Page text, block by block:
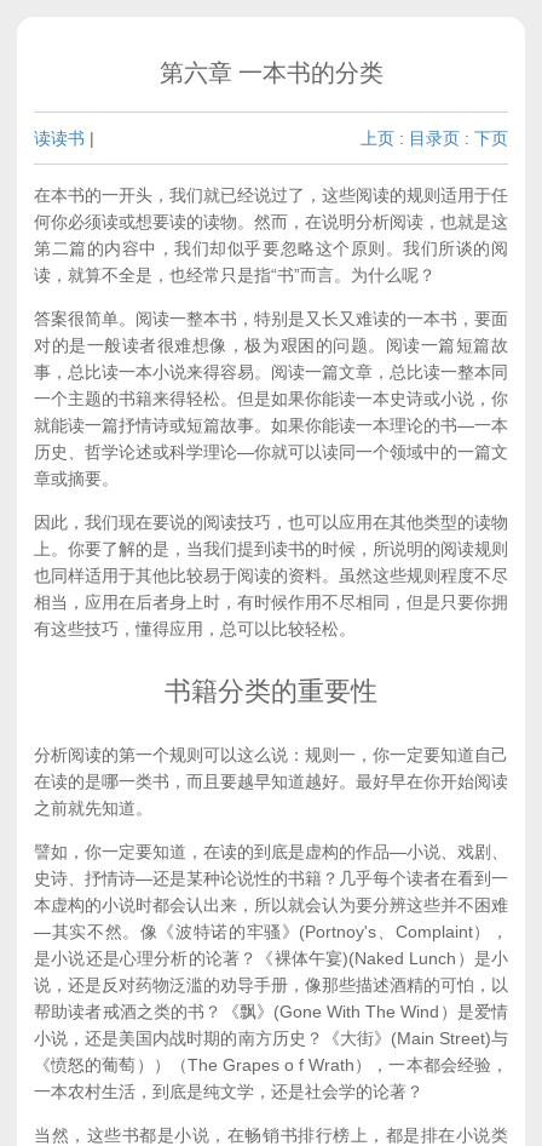
第六章 一本书的分类
读读书 | 上页 : 目录页 : 下页
在本书的一开头，我们就已经说过了，这些阅读的规则适用于任
何你必须读或想要读的读物。然而，在说明分析阅读，也就是这
第二篇的内容中，我们却似乎要忽略这个原则。我们所谈的阅
读，就算不全是，也经常只是指“书”而言。为什么呢？
答案很简单。阅读一整本书，特别是又长又难读的一本书，要面
对的是一般读者很难想像，极为艰困的问题。阅读一篇短篇故
事，总比读一本小说来得容易。阅读一篇文章，总比读一整本同
一个主题的书籍来得轻松。但是如果你能读一本史诗或小说，你
就能读一篇抒情诗或短篇故事。如果你能读一本理论的书—一本
历史、哲学论述或科学理论—你就可以读同一个领域中的一篇文
章或摘要。
因此，我们现在要说的阅读技巧，也可以应用在其他类型的读物
上。你要了解的是，当我们提到读书的时候，所说明的阅读规则
也同样适用于其他比较易于阅读的资料。虽然这些规则程度不尽
相当，应用在后者身上时，有时候作用不尽相同，但是只要你拥
有这些技巧，懂得应用，总可以比较轻松。
书籍分类的重要性
分析阅读的第一个规则可以这么说：规则一，你一定要知道自己
在读的是哪一类书，而且要越早知道越好。最好早在你开始阅读
之前就先知道。
譬如，你一定要知道，在读的到底是虚构的作品—小说、戏剧、
史诗、抒情诗—还是某种论说性的书籍？几乎每个读者在看到一
本虚构的小说时都会认出来，所以就会认为要分辨这些并不困难
—其实不然。像《波特诺的牢骚》(Portnoy's、Complaint），
是小说还是心理分析的论著？《裸体午宴)(Naked Lunch）是小
说，还是反对药物泛滥的劝导手册，像那些描述酒精的可怕，以
帮助读者戒酒之类的书？《飘》(Gone With The Wind）是爱情
小说，还是美国内战时期的南方历史？《大街》(Main Street)与
《愤怒的葡萄））（The Grapes o f Wrath），一本都会经验，
一本农村生活，到底是纯文学，还是社会学的论著？
当然，这些书都是小说，在畅销书排行榜上，都是排在小说类